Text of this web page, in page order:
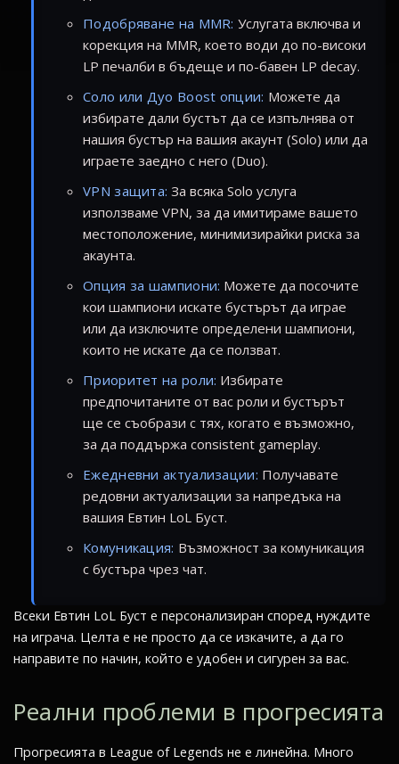
Подобряване на MMR: Услугата включва и
корекция на MMR, което води до по-високи
LP печалби в бъдеще и по-бавен LP decay.
Соло или Дуо Boost опции: Можете да
избирате дали бустът да се изпълнява от
нашия бустър на вашия акаунт (Solo) или да
играете заедно с него (Duo).
VPN защита: За всяка Solo услуга
използваме VPN, за да имитираме вашето
местоположение, минимизирайки риска за
акаунта.
Опция за шампиони: Можете да посочите
кои шампиони искате бустърът да играе
или да изключите определени шампиони,
които не искате да се ползват.
Приоритет на роли: Избирате
предпочитаните от вас роли и бустърът
ще се съобрази с тях, когато е възможно,
за да поддържа consistent gameplay.
Ежедневни актуализации: Получавате
редовни актуализации за напредъка на
вашия Евтин LoL Буст.
Комуникация: Възможност за комуникация
с бустъра чрез чат.
Всеки Евтин LoL Буст е персонализиран според нуждите
на играча. Целта е не просто да се изкачите, а да го
направите по начин, който е удобен и сигурен за вас.
Реални проблеми в прогресията
Прогресията в League of Legends не е линейна. Много